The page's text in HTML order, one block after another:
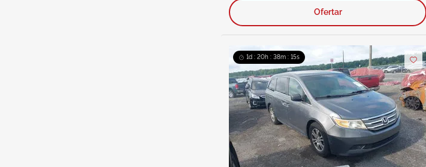
Ofertar
1d : 20h : 38m : 14s